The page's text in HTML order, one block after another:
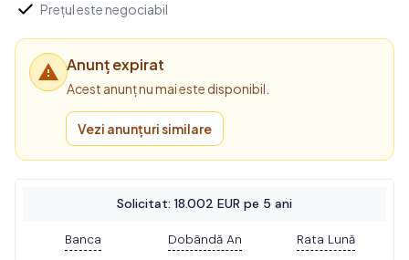
Prețul este negociabil
Anunț expirat
Acest anunț nu mai este disponibil.
Vezi anunțuri similare